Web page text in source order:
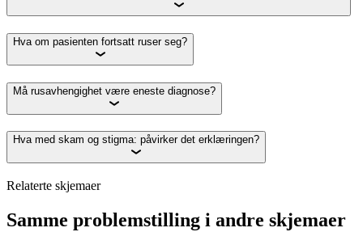
Hva om pasienten fortsatt ruser seg?
Må rusavhengighet være eneste diagnose?
Hva med skam og stigma: påvirker det erklæringen?
Relaterte skjemaer
Samme problemstilling i andre skjemaer